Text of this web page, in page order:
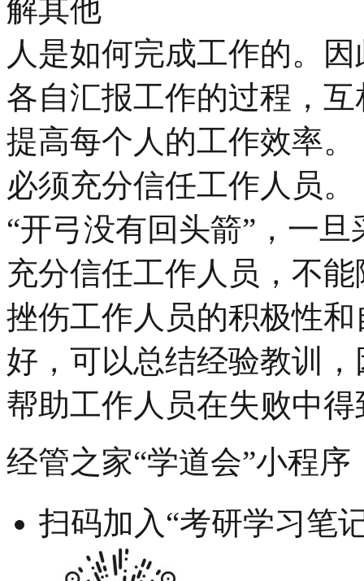
解其他
人是如何完成工作的。
各自汇报工作的过程，
提高每个人的工作效率。
必须充分信任工作人员。
“开弓没有回头箭”，一
充分信任工作人员，不
挫伤工作人员的积极性
好，可以总结经验教训
帮助工作人员在失败中
经管之家“学道会”小程序
扫码加入“考研学习笔